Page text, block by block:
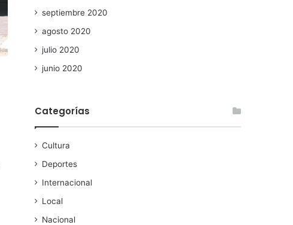
septiembre 2020
agosto 2020
julio 2020
junio 2020
Categorías
Cultura
Deportes
Internacional
Local
Nacional